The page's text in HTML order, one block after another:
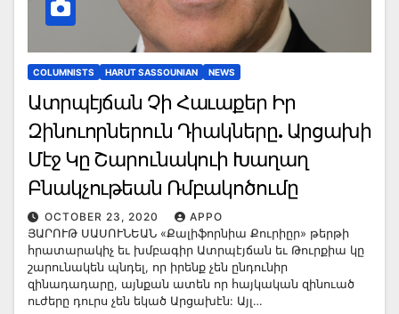
COLUMNISTS HARUT SASSOUNIAN NEWS
Ատրպէյճան Չի Հաւաքեր Իր
Զինուորներուն Դիակները. Արցախի
Մէջ Կը Շարունակուի Խաղաղ
Բնակչութեան Ռմբակոծումը
OCTOBER 23, 2020
APPO
ՅԱՐՈՒԹ ՍԱՍՈՒՆԵԱՆ «Քալիֆորնիա Քուրիըր» թերթի
հրատարակիչ եւ խմբագիր Ատրպէյճան եւ Թուրքիա կը
շարունակեն պնդել, որ իրենք չեն ընդունիր
զինադադարը, այնքան ատեն որ հայկական զինուած
ուժերը դուրս չեն եկած Արցախէն: Այլ…